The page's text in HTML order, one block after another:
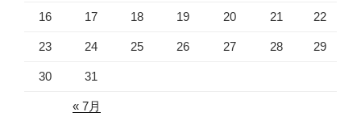
16 17 18 19 20 21 22
23 24 25 26 27 28 29
30 31
« 7月